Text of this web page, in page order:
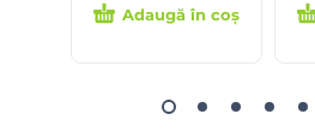
Adaugă în coș